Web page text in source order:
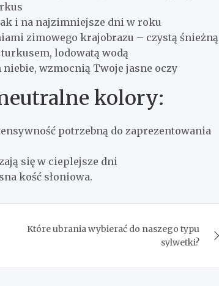
i na najzimniejsze dni w roku
zimowego krajobrazu – czystą śnieżną
lodowatą wodą
wzmocnią Twoje jasne oczy
kolory:
potrzebną do zaprezentowania
się w cieplejsze dni
kość słoniowa.
Które ubrania wybierać do naszego typu
sylwetki?